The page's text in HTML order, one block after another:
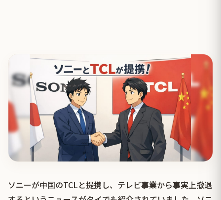
ソニーが中国のTCLと提携し、テレビ事業から事実上撤退